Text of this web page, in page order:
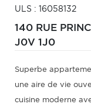
ULS : 16058132
140 RUE
J0V 1J0
Superbe
une aire de vie
cuisine moderne